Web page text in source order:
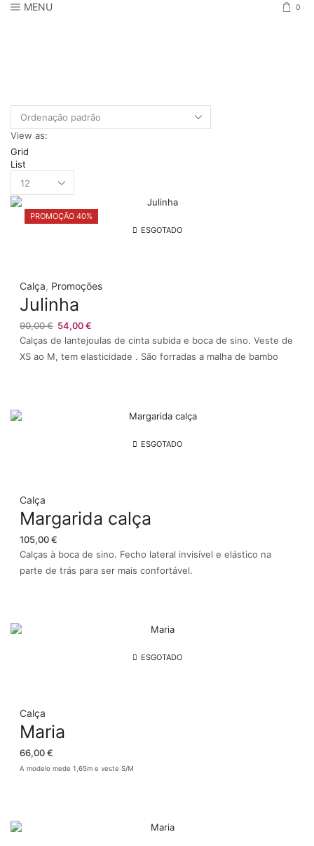
MENU 0
View as:
Grid
List
per
page
ESGOTADO
PROMOÇÃO 40%
Calça, Promoções
Julinha
90,00€ O
preço
original
era:
54,00€
preço
atual
Calças de lantejoulas de cinta subida e boca de sino. Veste de
XS ao M, tem elasticidade . São forradas a malha de bambo
ESGOTADO
Calça
Margarida calça
105,00€
Calças à boca de sino. Fecho lateral invisível e elástico na
parte de trás para ser mais confortável.
ESGOTADO
Calça
Maria
66,00€
A modelo mede 1,65m e veste S/M